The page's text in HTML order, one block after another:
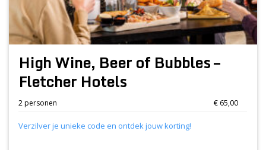
High Wine, Beer of Bubbles –
Fletcher Hotels
2 personen € 65,00
Verzilver je unieke code en ontdek jouw korting!